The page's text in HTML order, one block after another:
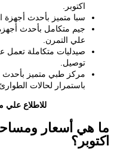
اكتوبر.
سبا متميز بأحدث أجهزة
جيم متكامل بأحدث أجهزة
علي التمرن.
صيدليات متكاملة تعمل
توصيل.
مركز طبي متميز بأحدث
باستمرار لحالات الطوارئ.
للاطلاع علي
اكتوبر؟